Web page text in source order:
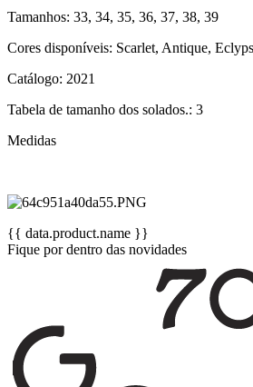
Tamanhos: 33, 34, 35, 36, 37, 38, 39
Cores disponíveis: Scarlet, Antique,
Catálogo: 2021
Tabela de tamanho dos solados.: 3
Medidas
{{ data.product.name }}
Fique por dentro das novidades